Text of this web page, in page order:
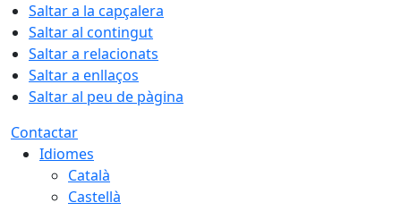
Saltar a la capçalera
Saltar al contingut
Saltar a relacionats
Saltar a enllaços
Saltar al peu de pàgina
Contactar
Idiomes
Català
Castellà